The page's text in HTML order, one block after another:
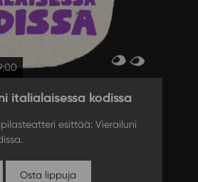
italialaisessa kodissa
esittää: Vierailuni
Osta lippuja